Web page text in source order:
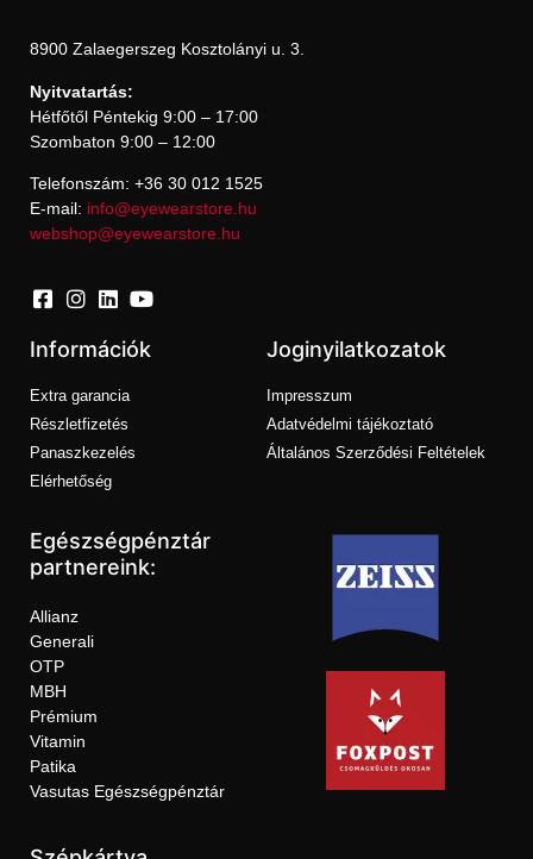
8900 Zalaegerszeg Kosztolányi u. 3.
Nyitvatartás:
Hétfőtől Péntekig 9:00 – 17:00
Szombaton 9:00 – 12:00
Telefonszám: +36 30 012 1525
E-mail: info@eyewearstore.hu
webshop@eyewearstore.hu
Információk
Extra garancia
Részletfizetés
Panaszkezelés
Elérhetőség
Joginyilatkozatok
Impresszum
Adatvédelmi tájékoztató
Általános Szerződési Feltételek
Egészségpénztár
partnereink:
Allianz
Generali
OTP
MBH
Prémium
Vitamin
Patika
Vasutas Egészségpénztár